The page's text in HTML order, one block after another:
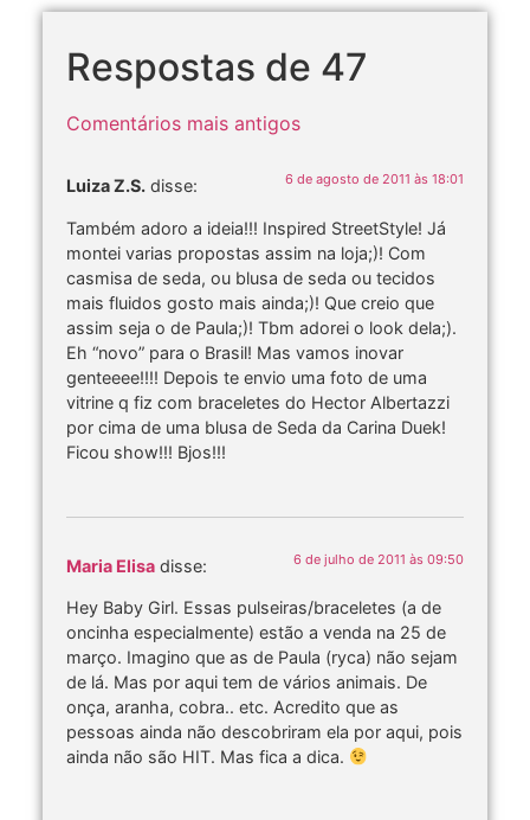
Respostas de 47
Comentários mais antigos
Luiza Z.S. disse: 6 de agosto de 2011 às 18:01
Também adoro a ideia!!! Inspired StreetStyle! Já
montei varias propostas assim na loja;)! Com
casmisa de seda, ou blusa de seda ou tecidos
mais fluidos gosto mais ainda;)! Que creio que
assim seja o de Paula;)! Tbm adorei o look dela;).
Eh “novo” para o Brasil! Mas vamos inovar
genteeee!!!! Depois te envio uma foto de uma
vitrine q fiz com braceletes do Hector Albertazzi
por cima de uma blusa de Seda da Carina Duek!
Ficou show!!! Bjos!!!
Maria Elisa disse: 6 de julho de 2011 às 09:50
Hey Baby Girl. Essas pulseiras/braceletes (a de
oncinha especialmente) estão a venda na 25 de
março. Imagino que as de Paula (ryca) não sejam
de lá. Mas por aqui tem de vários animais. De
onça, aranha, cobra.. etc. Acredito que as
pessoas ainda não descobriram ela por aqui, pois
ainda não são HIT. Mas fica a dica.